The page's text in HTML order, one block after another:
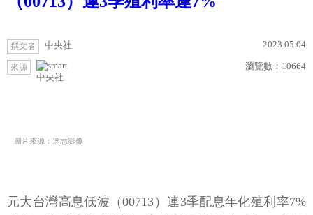
撰文者 中央社 2023.05.04
來源
中央社
瀏覽數： 10664
圖片來源：達志影像
元大台灣高息低波（00713）連3季配息年化殖利率7%